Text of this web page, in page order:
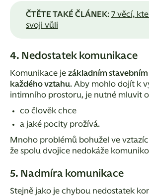
ČTĚTE TAKÉ ČLÁNEK: 7 věcí,
svoji vůli
4. Nedostatek komunikace
Komunikace je základním
každého vztahu. Aby mohlo dojít k
intimního prostoru, je nutné mluvit
co člověk chce
a jaké pocity prožívá.
Mnoho problémů bohužel ve
že spolu dvojice nedokáže
5. Nadmíra komunikace
Stejně jako je chybou nedostatek